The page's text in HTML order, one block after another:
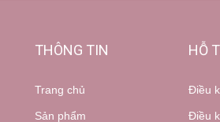
THÔNG TIN
Trang chủ
Sản phẩm
HỖ
Điều
Điều